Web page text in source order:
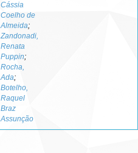
Cássia
Coelho de
Almeida;
Zandonadi,
Renata
Puppin;
Rocha,
Ada;
Botelho,
Raquel
Braz
Assunção